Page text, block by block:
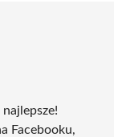
Facebooku,